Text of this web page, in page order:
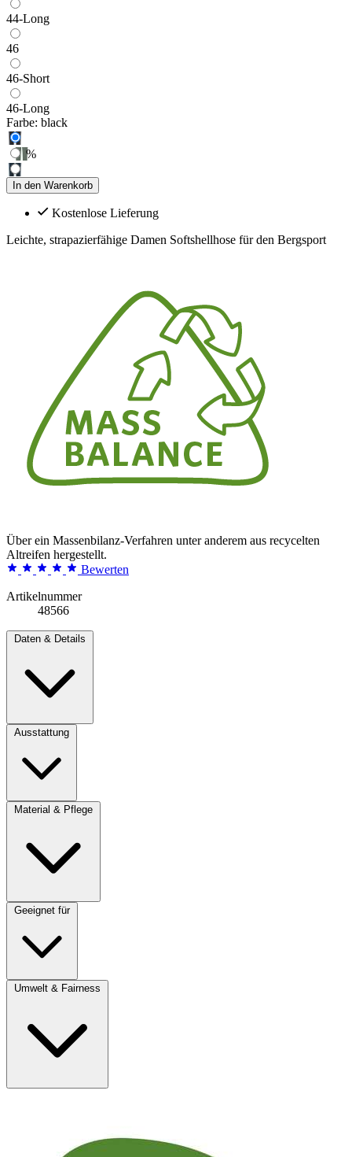
44-Long
46
46-Short
46-Long
Farbe: black
%
In den Warenkorb
Kostenlose Lieferung
Leichte, strapazierfähige Damen Softshellhose für den Bergsport
Über ein Massenbilanz-Verfahren unter anderem aus recycelten
Altreifen hergestellt.
Bewerten
Artikelnummer
48566
Daten & Details
Ausstattung
Material & Pflege
Geeignet für
Umwelt & Fairness